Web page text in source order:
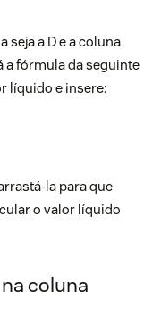
seja a D e a coluna
a fórmula da seguinte
líquido e insere:
la para que
o valor líquido
coluna